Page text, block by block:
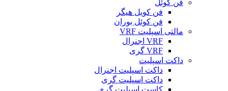
فن کوئل
فن کویل هیگر
فن کوئل بوران
مالتی اسپلیت VRF
VRF اجنرال
VRF گری
داکت اسپلیت
داکت اسپلیت اجنرال
داکت اسپلیت گری